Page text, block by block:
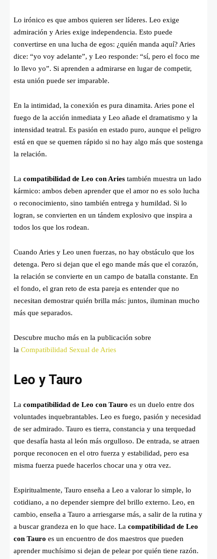
Lo irónico es que ambos quieren ser líderes. Leo exige
admiración y Aries exige independencia. Esto puede
convertirse en una lucha de egos: ¿quién manda aquí? Aries
dice: “yo voy adelante”, y Leo responde: “sí, pero el foco me
lo llevo yo”. Si aprenden a admirarse en lugar de competir,
esta unión puede ser imparable.
En la intimidad, la conexión es pura dinamita. Aries pone el
fuego de la acción inmediata y Leo añade el dramatismo y la
intensidad teatral. Es pasión en estado puro, aunque el peligro
está en que se quemen rápido si no hay algo más que sostenga
la relación.
La compatibilidad de Leo con Aries también muestra un lado
kármico: ambos deben aprender que el amor no es solo lucha
o reconocimiento, sino también entrega y humildad. Si lo
logran, se convierten en un tándem explosivo que inspira a
todos los que los rodean.
Cuando Aries y Leo unen fuerzas, no hay obstáculo que los
detenga. Pero si dejan que el ego mande más que el corazón,
la relación se convierte en un campo de batalla constante. En
el fondo, el gran reto de esta pareja es entender que no
necesitan demostrar quién brilla más: juntos, iluminan mucho
más que separados.
Descubre mucho más en la publicación sobre
la Compatibilidad Sexual de Aries
Leo y Tauro
La compatibilidad de Leo con Tauro es un duelo entre dos
voluntades inquebrantables. Leo es fuego, pasión y necesidad
de ser admirado. Tauro es tierra, constancia y una terquedad
que desafía hasta al león más orgulloso. De entrada, se atraen
porque reconocen en el otro fuerza y estabilidad, pero esa
misma fuerza puede hacerlos chocar una y otra vez.
Espiritualmente, Tauro enseña a Leo a valorar lo simple, lo
cotidiano, a no depender siempre del brillo externo. Leo, en
cambio, enseña a Tauro a arriesgarse más, a salir de la rutina y
a buscar grandeza en lo que hace. La compatibilidad de Leo
con Tauro es un encuentro de dos maestros que pueden
aprender muchísimo si dejan de pelear por quién tiene razón.